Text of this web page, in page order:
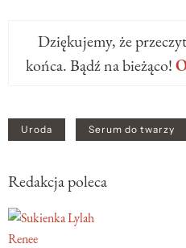
Dziękujemy, że
końca. Bądź na bieżąco!
Uroda Serum do twarzy
Redakcja poleca
Renee